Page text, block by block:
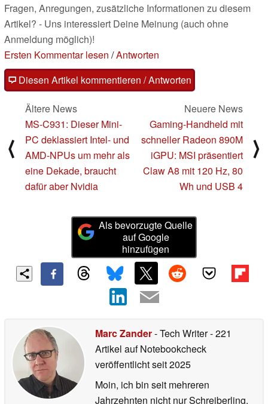
Fragen, Anregungen, zusätzliche Informationen zu diesem
Artikel? - Uns interessiert Deine Meinung (auch ohne
Anmeldung möglich)!
Ersten Kommentar lesen /Antworten
Diesen Artikel kommentieren / Antworten
⟨
Ältere News
MS-C931: Dieser Mini-
PC deklassiert Intel- und
AMD-NPUs um mehr als
eine Dekade, braucht
dafür aber Nvidia
Neuere News
Gaming-Handheld mit
schneller Radeon 890M
iGPU: MSI präsentiert
Claw A8 mit 120 Hz, 80
Wh und USB 4
⟩
Als bevorzugte Quelle
auf Google
hinzufügen
Marc Zander- Tech Writer- 221
Artikel auf Notebookcheck
veröffentlichtseit 2025
Moin, ich bin seit mehreren
Jahrzehnten nicht nur Schreiberling,